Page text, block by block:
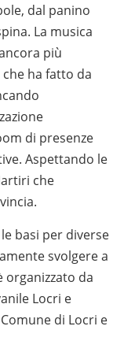
dal panino
La musica
più
ha fatto da
di presenze
Aspettando le
che
basi per diverse
svolgere a
organizzato da
Locri e
di Locri e